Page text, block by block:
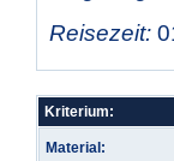
Reisezeit:
Kriterium:
Material: